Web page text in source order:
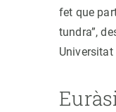
fet que
tundra”,
Universitat